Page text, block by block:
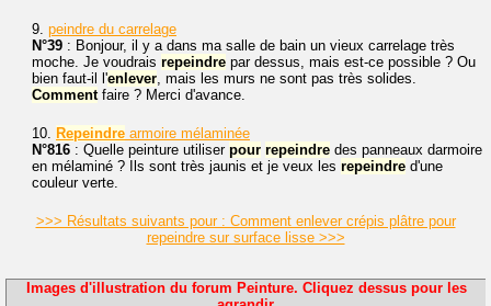
9. peindre du carrelage
N°39 : Bonjour, il y a dans ma salle de bain un vieux carrelage très
moche. Je voudrais repeindre par dessus, mais est-ce possible ? Ou
bien faut-il l'enlever, mais les murs ne sont pas très solides.
Commentfaire ? Merci d'avance.
10. Repeindre armoire mélaminée
N°816 : Quelle peinture utiliser pour repeindre des panneaux darmoire
en mélaminé ? Ils sont très jaunis et je veux les repeindre d'une
couleur verte.
>>> Résultats suivants pour : Comment enlever crépis plâtre pour
repeindre sur surface lisse >>>
Images d'illustration du forum Peinture. Cliquez dessus pour les